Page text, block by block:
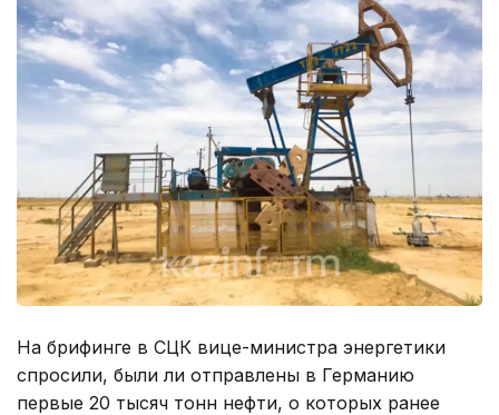
На брифинге в СЦК вице-министра энергетики
спросили, были ли отправлены в Германию
первые 20 тысяч тонн нефти, о которых ранее